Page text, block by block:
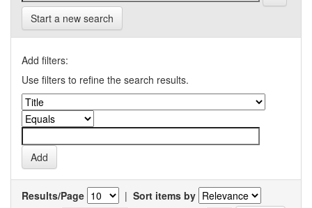
Start a new search
Add filters:
Use filters to refine the search results.
Results/Page | Sort items by